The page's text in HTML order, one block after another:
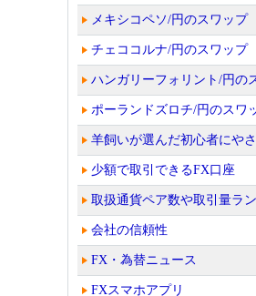
メキシコペソ/円のスワップ
チェココルナ/円のスワップ
ハンガリーフォリント/円の
ポーランドズロチ/円のスワ
羊飼いが選んだ初心者にや
少額で取引できるFX口座
取扱通貨ペア数や取引量ラ
会社の信頼性
FX・為替ニュース
FXスマホアプリ